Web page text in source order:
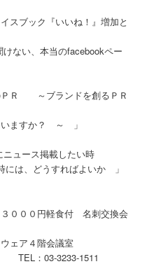
ブック『いいね！』増加と
、本当のfacebookペー
Ｒ ～ブランドを創るＰＲ
ますか？ ～ 」
ュース掲載したい時
には、どうすればよいか 」
０００円軽食付 名刺交換会
ウェア４階会議室
TEL：03-3233-1511